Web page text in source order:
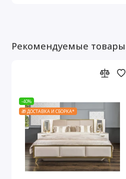
Рекомендуемые товары
-40%
🎁 ДОСТАВКА И СБОРКА*